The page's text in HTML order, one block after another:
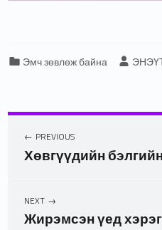
Categorized in:
Эмч зөвлөж байна Written by:
PREVIOUS
Хөвгүүдийн
NEXT
Жирэмсэн үед